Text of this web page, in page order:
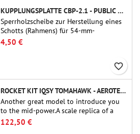
KUPPLUNGSPLATTE CBP-2.1 - PUBLIC MISSILES LTD.
Sperrholzscheibe zur Herstellung eines
Schotts (Rahmens) für 54-mm-
Rohrkupplungen (PT-2.1 oder QT-2.1)
von Public Missiles Ltd.
4,50 €
favorite_border
ROCKET KIT IQSY TOMAHAWK - AEROTECH
Another great model to introduce you
to the mid-power.A scale replica of a
famous sounding rocket, small in size
and peefect to move to higher-level kits.
122,50 €